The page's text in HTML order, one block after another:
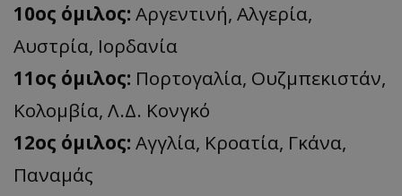
10ος όμιλος: Αργεντινή, Αλγερία,
Αυστρία, Ιορδανία
11ος όμιλος: Πορτογαλία, Ουζμπεκιστάν,
Κολομβία, Λ.Δ. Κονγκό
12ος όμιλος: Αγγλία, Κροατία, Γκάνα,
Παναμάς